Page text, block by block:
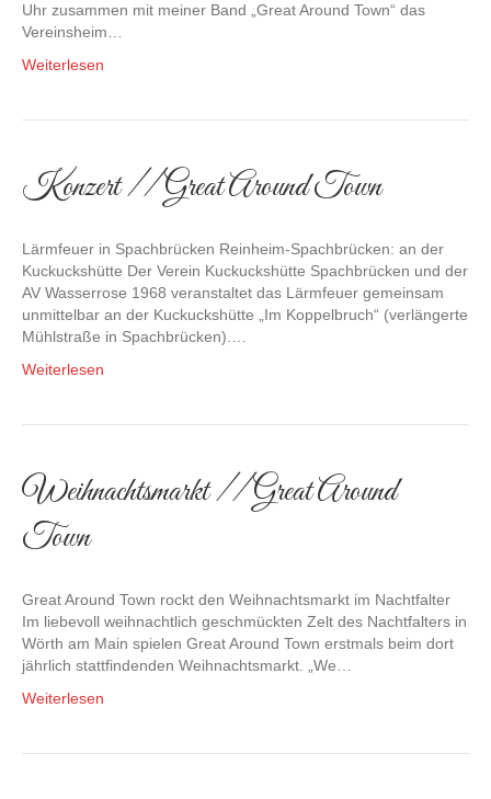
Uhr zusammen mit meiner Band „Great Around Town“ das
Vereinsheim…
Weiterlesen
Konzert // Great Around Town
Lärmfeuer in Spachbrücken Reinheim-Spachbrücken: an der
Kuckuckshütte Der Verein Kuckuckshütte Spachbrücken und der
AV Wasserrose 1968 veranstaltet das Lärmfeuer gemeinsam
unmittelbar an der Kuckuckshütte „Im Koppelbruch“ (verlängerte
Mühlstraße in Spachbrücken).…
Weiterlesen
Weihnachtsmarkt // Great Around
Town
Great Around Town rockt den Weihnachtsmarkt im Nachtfalter
Im liebevoll weihnachtlich geschmückten Zelt des Nachtfalters in
Wörth am Main spielen Great Around Town erstmals beim dort
jährlich stattfindenden Weihnachtsmarkt. „We…
Weiterlesen